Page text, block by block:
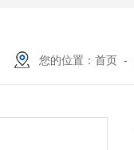
您的位置：首页 -